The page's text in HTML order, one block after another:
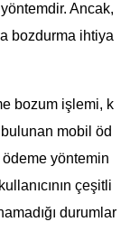
Ancak,
bozdurma ihtiya
bozum işlemi, k
bulunan mobil öd
yöntemin
çeşitli
durumlar